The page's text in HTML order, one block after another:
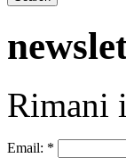
Rimani
Email: *